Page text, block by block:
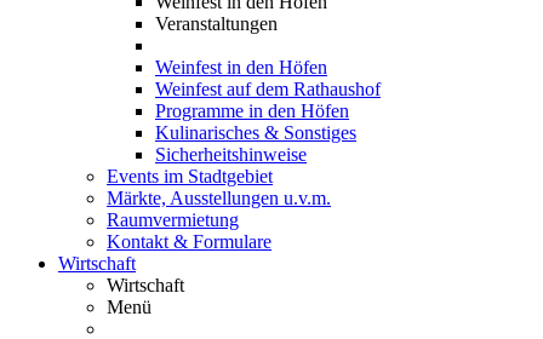
Veranstaltungen
Weinfest in den Höfen
Weinfest auf dem Rathaushof
Programme in den Höfen
Kulinarisches & Sonstiges
Sicherheitshinweise
Events im Stadtgebiet
Märkte, Ausstellungen u.v.m.
Raumvermietung
Kontakt & Formulare
Wirtschaft
Wirtschaft
Menü